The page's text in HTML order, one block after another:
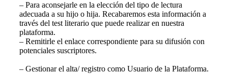
– Para aconsejarle en la elección del tipo de lectura
adecuada a su hijo o hija. Recabaremos esta información a
través del test literario que puede realizar en nuestra
plataforma.
– Remitirle el enlace correspondiente para su difusión con
potenciales suscriptores.
– Gestionar el alta/ registro como Usuario de la Plataforma.